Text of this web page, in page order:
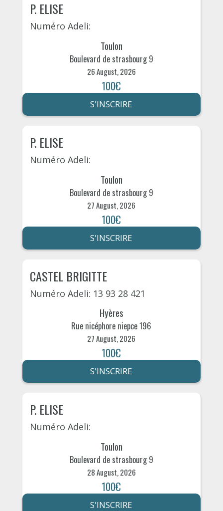
P. ELISE
Numéro Adeli:
Toulon
Boulevard de strasbourg 9
26 August, 2026
100€
S'INSCRIRE
P. ELISE
Numéro Adeli:
Toulon
Boulevard de strasbourg 9
27 August, 2026
100€
S'INSCRIRE
CASTEL BRIGITTE
Numéro Adeli: 13 93 28 421
Hyères
Rue nicéphore niepce 196
27 August, 2026
100€
S'INSCRIRE
P. ELISE
Numéro Adeli:
Toulon
Boulevard de strasbourg 9
28 August, 2026
100€
S'INSCRIRE